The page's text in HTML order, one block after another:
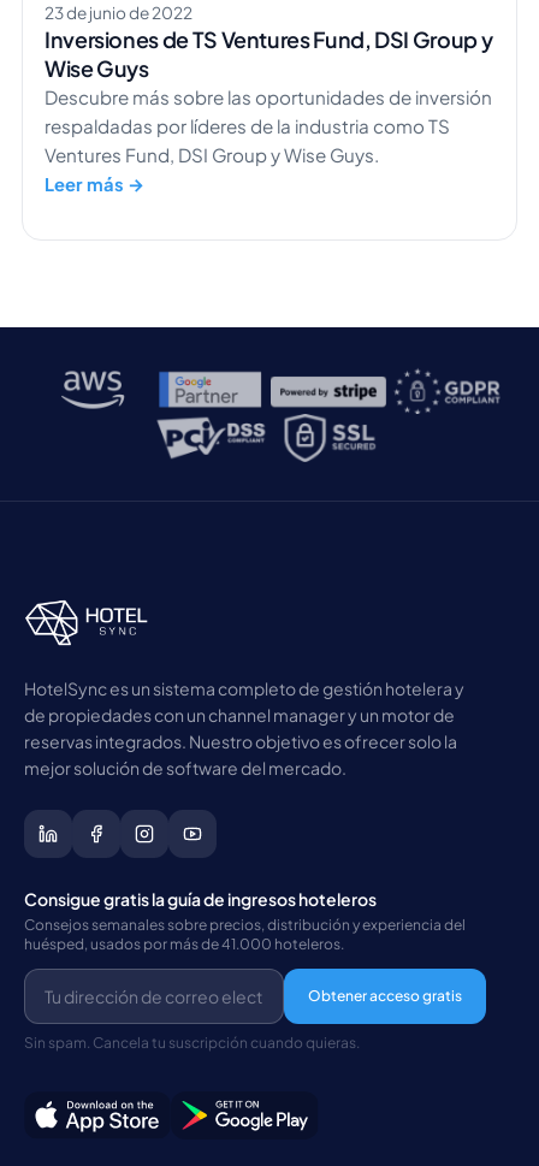
23 de junio de 2022
Inversiones de TS Ventures Fund, DSI Group y
Wise Guys
Descubre más sobre las oportunidades de inversión
respaldadas por líderes de la industria como TS
Ventures Fund, DSI Group y Wise Guys.
Leer más →
HotelSync es un sistema completo de gestión hotelera y
de propiedades con un channel manager y un motor de
reservas integrados. Nuestro objetivo es ofrecer solo la
mejor solución de software del mercado.
Consigue gratis la guía de ingresos hoteleros
Consejos semanales sobre precios, distribución y experiencia del
huésped, usados por más de 41.000 hoteleros.
Obtener acceso gratis
Sin spam. Cancela tu suscripción cuando quieras.